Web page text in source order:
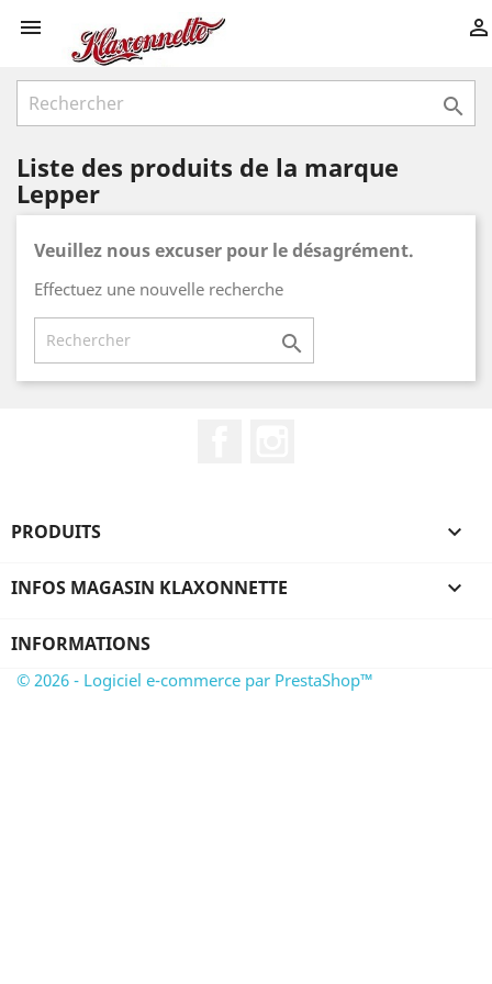
 

Liste des produits de la marque
Lepper
Veuillez nous excuser pour le désagrément.
Effectuez une nouvelle recherche

PRODUITS 
INFOS MAGASIN KLAXONNETTE 
INFORMATIONS
© 2026 - Logiciel e-commerce par PrestaShop™